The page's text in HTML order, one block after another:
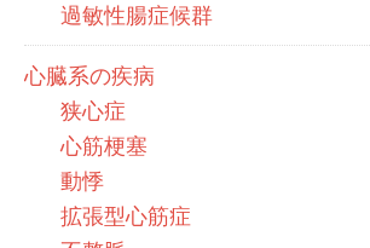
過敏性腸症候群
心臓系の疾病
狭心症
心筋梗塞
動悸
拡張型心筋症